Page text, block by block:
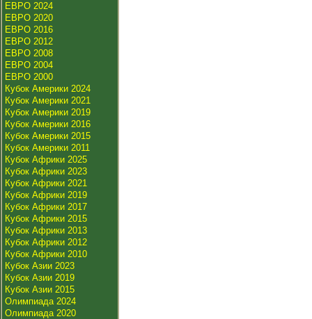
ЕВРО 2024
ЕВРО 2020
ЕВРО 2016
ЕВРО 2012
ЕВРО 2008
ЕВРО 2004
ЕВРО 2000
Кубок Америки 2024
Кубок Америки 2021
Кубок Америки 2019
Кубок Америки 2016
Кубок Америки 2015
Кубок Америки 2011
Кубок Африки 2025
Кубок Африки 2023
Кубок Африки 2021
Кубок Африки 2019
Кубок Африки 2017
Кубок Африки 2015
Кубок Африки 2013
Кубок Африки 2012
Кубок Африки 2010
Кубок Азии 2023
Кубок Азии 2019
Кубок Азии 2015
Олимпиада 2024
Олимпиада 2020